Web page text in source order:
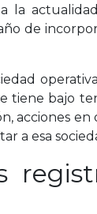
la
de
tiene bajo
acciones en
a esa